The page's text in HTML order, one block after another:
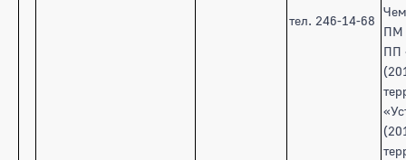
тел. 246-14-68
ПМ
ПП